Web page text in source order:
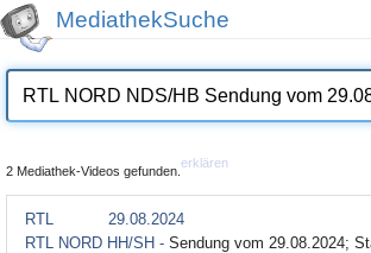
MediathekSuche
2 Mediathek-Videos gefunden.
erklären
RTL
29.08.2024
RTL NORD HH/SH - Sendung vom 29.08.2024;